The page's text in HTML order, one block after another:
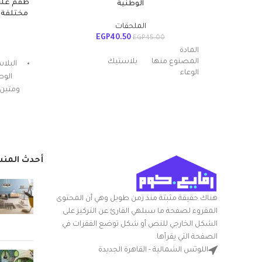
الوطنية
الملحقات
EGP45.00
EGP40.50
المادة
المصنوع منها
الوعاء
بلاستيك
اللون متعدد الالوان
شكل السلعة مستدير
قدّم المكونات
المضمنة
بوله سلطه مدوره
من الياسين - الوان
هناك حقيقة مثبتة منذ زمن طويل وهي أن المحتوى
المقروء لصفحة ما سيلهي القارئ عن التركيز على
الشكل الخارجي للنص أو شكل توضع الفقرات في
الصفحة التي يقرأها.
اللوتس الشمالية - القاهرة الجديدة
أحدث